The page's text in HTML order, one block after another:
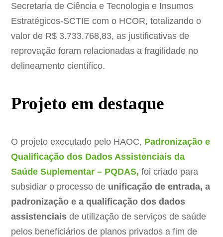
Secretaria de Ciência e Tecnologia e Insumos
Estratégicos-SCTIE com o HCOR, totalizando o
valor de R$ 3.733.768,83, as justificativas de
reprovação foram relacionadas a fragilidade no
delineamento científico.
Projeto em destaque
O projeto executado pelo HAOC, Padronização e
Qualificação dos Dados Assistenciais da
Saúde Suplementar – PQDAS, foi criado para
subsidiar o processo de unificação de entrada, a
padronização e a qualificação dos dados
assistenciais de utilização de serviços de saúde
pelos beneficiários de planos privados a fim de